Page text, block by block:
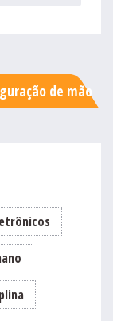
de mão